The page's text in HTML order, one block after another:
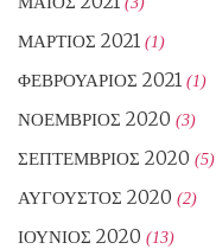
ΜΆΡΤΙΟΣ 2021 (1)
ΦΕΒΡΟΥΆΡΙΟΣ 2021 (1)
ΝΟΈΜΒΡΙΟΣ 2020 (3)
ΣΕΠΤΈΜΒΡΙΟΣ 2020 (5)
ΑΎΓΟΥΣΤΟΣ 2020 (2)
ΙΟΎΝΙΟΣ 2020 (13)